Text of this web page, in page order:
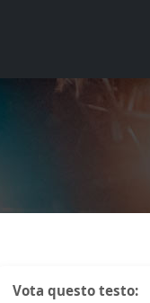
Vota questo testo: